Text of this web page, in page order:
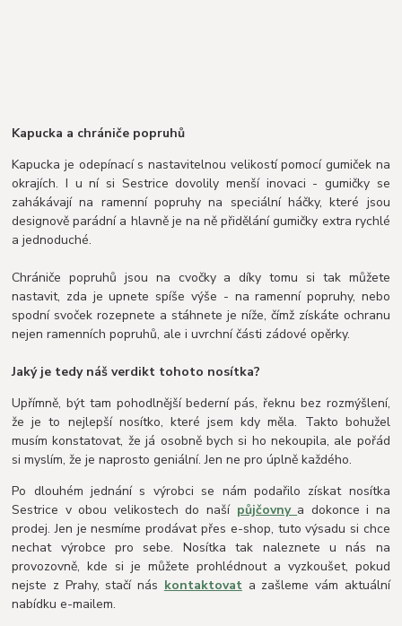
Kapucka a chrániče popruhů
Kapucka je odepínací s nastavitelnou velikostí pomocí gumiček na
okrajích. I u ní si Sestrice dovolily menší inovaci - gumičky se
zahákávají na ramenní popruhy na speciální háčky, které jsou
designově parádní a hlavně je na ně přidělání gumičky extra rychlé
a jednoduché.
Chrániče popruhů jsou na cvočky a díky tomu si tak můžete
nastavit, zda je upnete spíše výše - na ramenní popruhy, nebo
spodní svoček rozepnete a stáhnete je níže, čímž získáte ochranu
nejen ramenních popruhů, ale i uvrchní části zádové opěrky.
Jaký je tedy náš verdikt tohoto nosítka?
Upřímně, být tam pohodlnější bederní pás, řeknu bez rozmýšlení,
že je to nejlepší nosítko, které jsem kdy měla. Takto bohužel
musím konstatovat, že já osobně bych si ho nekoupila, ale pořád
si myslím, že je naprosto geniální. Jen ne pro úplně každého.
Po dlouhém jednání s výrobci se nám podařilo získat nosítka
Sestrice v obou velikostech do naší půjčovny a dokonce i na
prodej. Jen je nesmíme prodávat přes e-shop, tuto výsadu si chce
nechat výrobce pro sebe. Nosítka tak naleznete u nás na
provozovně, kde si je můžete prohlédnout a vyzkoušet, pokud
nejste z Prahy, stačí nás kontaktovata zašleme vám aktuální
nabídku e-mailem.